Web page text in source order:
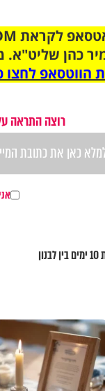
כהן שליט"א.
הווטסאפ לחצו
רוצה התראה
טראמפ: "הפסקת אש בת 10 ימים בין לבנון